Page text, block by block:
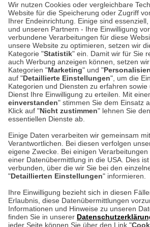
Wir nutzen Cookies oder vergleichbare
Website für die Speicherung oder Zugriff
Ihrer Endeinrichtung. Einige sind
und unseren Partnern - Ihre Einwilligung
verbundene Verarbeitungen für diese
unsere Website zu optimieren, setzen wir
Kategorie "Statistik" ein. Damit wir für Sie
auch Werbung anzeigen können, setzen
Kategorien "Marketing" und "
auf "Detaillierte Einstellungen", um die
Kategorien und Diensten zu erfahren sowie
Dienst Ihre Einwilligung zu erteilen. Mit
einverstanden" stimmen Sie dem Einsatz
Klick auf "Nicht zustimmen" lehnen Sie
essentiellen Dienste ab.
Einige Daten verarbeiten wir gemeinsam
Verantwortlichen. Bei diesen verfolgen
eigene Zwecke. Bei einigen
einer Datenübermittlung in die USA. Dies
verbunden, über die wir Sie bei den
"Detaillierten Einstellungen" informieren.
Ihre Einwilligung bezieht sich in diesen
Erlaubnis, diese Datenübermittlungen
Informationen und Hinweise zu unseren
finden Sie in unserer
jeder Seite können Sie über den Link "
Unser Geschäft in
Auf dem Steinbüchel
53340 Meckenheim
Montag bis Samstag 9:00 Uhr
weitere Information
Hier finden Sie uns im
AGB Rücksendung von Waren
Kontakt
Zur Echtheit von
Barrierefreiheit unserer
Cookie-Einstellungen in Ihrem Browser
ACHTUNG!
Ihr Browser speichert aktuell keine